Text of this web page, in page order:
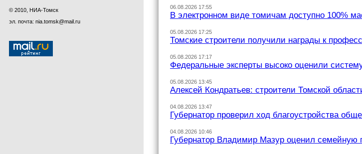
© 2010, НИА-Томск
эл. почта: nia.tomsk@mail.ru
06.08.2026 17:55
В электронном виде томичам доступно 100%
05.08.2026 17:25
Томские строители получили награды к
05.08.2026 17:17
Федеральные эксперты высоко оценили
05.08.2026 13:45
Алексей Кондратьев: строители Томской
04.08.2026 13:47
Губернатор проверил ход благоустройства
04.08.2026 10:46
Губернатор Владимир Мазур оценил